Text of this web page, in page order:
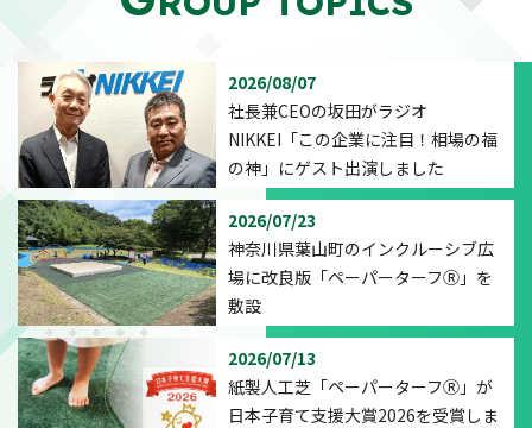
2026/08/07
社長兼CEOの坂田がラジオ
NIKKEI「この企業に注目！相場の福
の神」にゲスト出演しました
2026/07/23
神奈川県葉山町のインクルーシブ広
場に改良版「ペーパーターフⓇ」を
敷設
2026/07/13
紙製人工芝「ペーパーターフⓇ」が
日本子育て支援大賞2026を受賞しま